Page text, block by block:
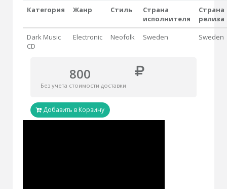
Категория Жанр Стиль
Страна
исполнителя
Страна
релиза
Dark Music
CD
Electronic Neofolk Sweden Sweden
800
Без учета стоимости доставки
Добавить в Корзину